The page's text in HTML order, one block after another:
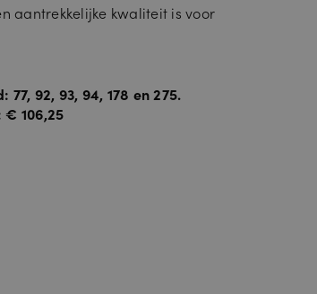
aantrekkelijke kwaliteit is voor
92, 93, 94, 178 en 275.
106,25